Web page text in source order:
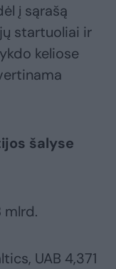
į sąrašą
startuoliai ir
keliose
šalyse
mlrd.
UAB 4,371